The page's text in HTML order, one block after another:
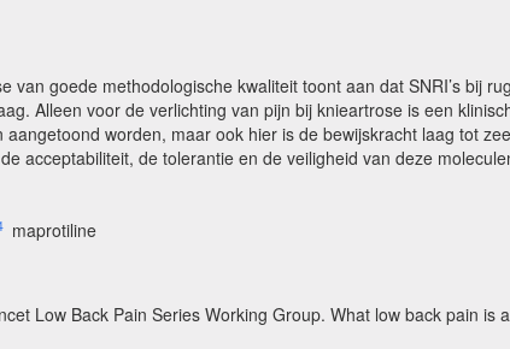
van goede methodologische kwaliteit toont aan dat SNRI’s bij
Alleen voor de verlichting van pijn bij knieartrose is een
worden, maar ook hier is de bewijskracht laag tot
acceptabiliteit, de tolerantie en de veiligheid van deze
maprotiline
Low Back Pain Series Working Group. What low back pain